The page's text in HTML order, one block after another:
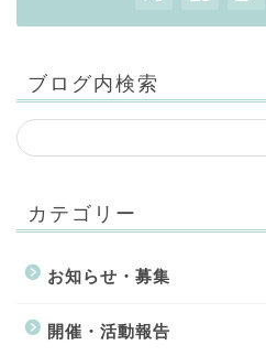
ブログ内検索
カテゴリー
お知らせ・募集
開催・活動報告